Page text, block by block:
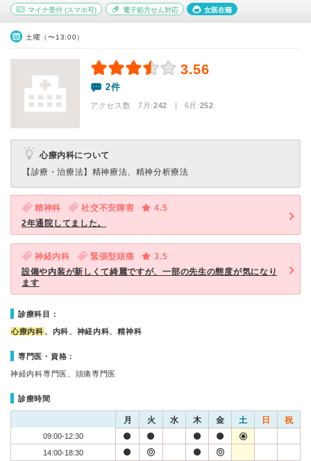
マイナ受付 (スマホ可) 電子処方せん対応 女医在籍
土曜（〜13:00）
3.56
2件
アクセス数 7月:242 | 6月:252
心療内科について
【診療・治療法】 精神療法、精神分析療法
精神科 社交不安障害
4.5
2年通院してました。
神経内科 緊張型頭痛
3.5
設備や内装が新しくて綺麗ですが、一部の先生の態度が気になり
ます
診療科目：
心療内科 、内科、神経内科、精神科
専門医・資格：
神経内科専門医、頭痛専門医
診療時間
月 火 水 木 金 土 日 祝
09:00-12:30
14:00-18:30